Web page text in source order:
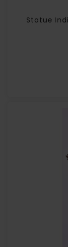
Statue